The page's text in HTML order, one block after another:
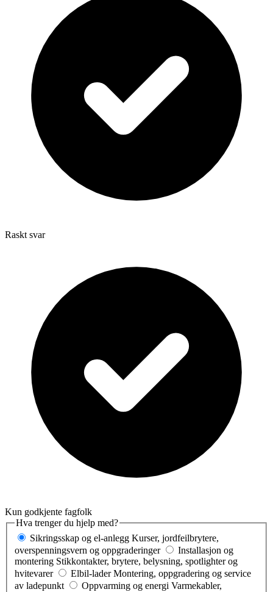
Raskt svar
Kun godkjente fagfolk
Hva trenger du hjelp med?
Sikringsskap og el-anlegg Kurser, jordfeilbrytere,
overspenningsvern og oppgraderinger
Installasjon og
montering Stikkontakter, brytere, belysning, spotlighter og
hvitevarer
Elbil-lader Montering, oppgradering og service
av ladepunkt
Oppvarming og energi Varmekabler,